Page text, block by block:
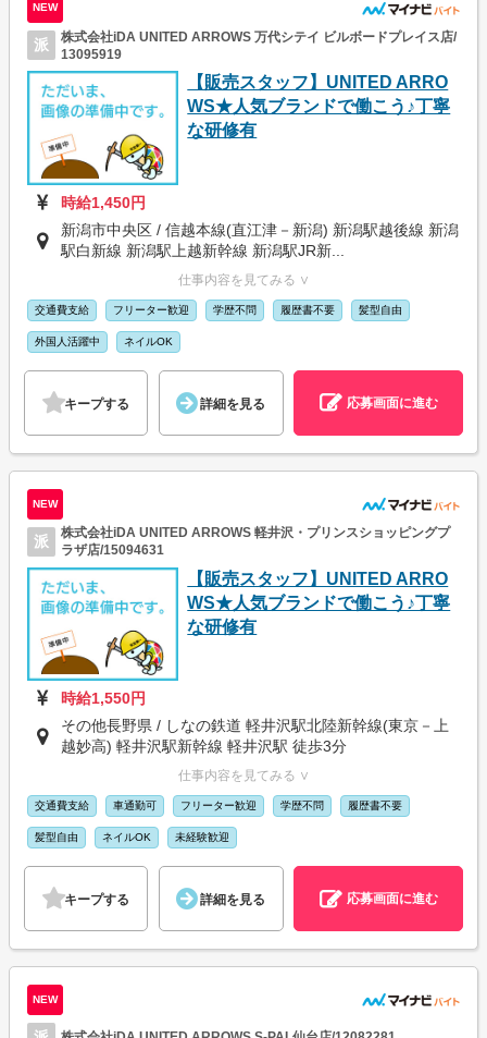
NEW
派
株式会社iDA UNITED ARROWS 万代シテイ ビルボードプレイス店/
13095919
【販売スタッフ】UNITED ARRO
WS★人気ブランドで働こう♪丁寧
な研修有
時給1,450円
新潟市中央区 / 信越本線(直江津－新潟) 新潟駅越後線 新潟
駅白新線 新潟駅上越新幹線 新潟駅JR新...
仕事内容を見てみる ∨
交通費支給 フリーター歓迎 学歴不問 履歴書不要 髪型自由
外国人活躍中 ネイルOK
キープする 詳細を見る 応募画面に進む
NEW
派
株式会社iDA UNITED ARROWS 軽井沢・プリンスショッピングプ
ラザ店/15094631
【販売スタッフ】UNITED ARRO
WS★人気ブランドで働こう♪丁寧
な研修有
時給1,550円
その他長野県 / しなの鉄道 軽井沢駅北陸新幹線(東京－上
越妙高) 軽井沢駅新幹線 軽井沢駅 徒歩3分
仕事内容を見てみる ∨
交通費支給 車通勤可 フリーター歓迎 学歴不問 履歴書不要
髪型自由 ネイルOK 未経験歓迎
キープする 詳細を見る 応募画面に進む
NEW